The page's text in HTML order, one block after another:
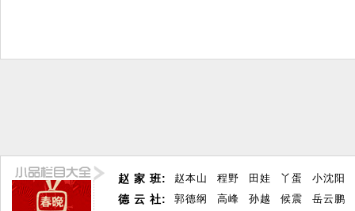
赵 家 班:
德 云 社:
赵本山 程野 田娃 丫蛋
小沈阳
郭德纲
高峰 孙越 候震 岳云鹏